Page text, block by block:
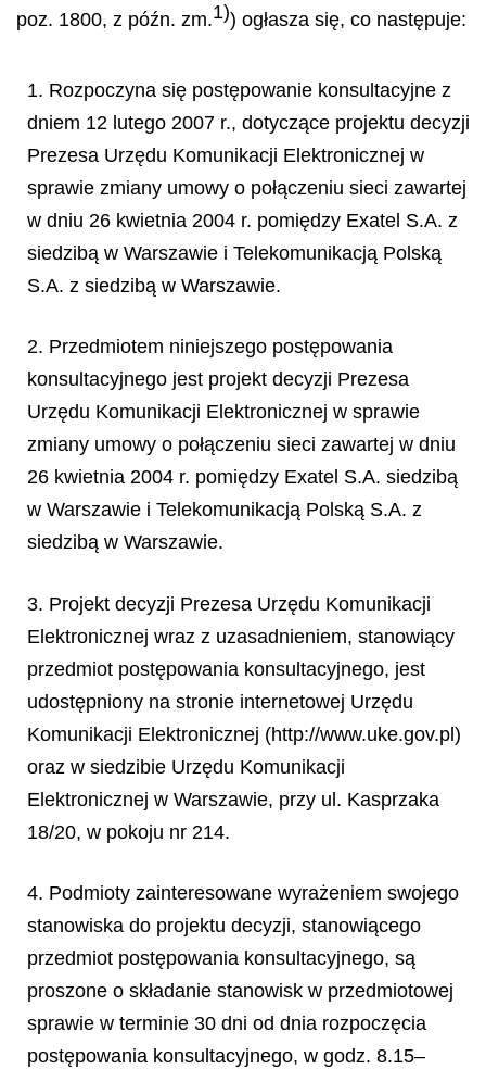
poz. 1800, z późn. zm.1)) ogłasza się, co następuje:
1. Rozpoczyna się postępowanie konsultacyjne z
dniem 12 lutego 2007 r., dotyczące projektu decyzji
Prezesa Urzędu Komunikacji Elektronicznej w
sprawie zmiany umowy o połączeniu sieci zawartej
w dniu 26 kwietnia 2004 r. pomiędzy Exatel S.A. z
siedzibą w Warszawie i Telekomunikacją Polską
S.A. z siedzibą w Warszawie.
2. Przedmiotem niniejszego postępowania
konsultacyjnego jest projekt decyzji Prezesa
Urzędu Komunikacji Elektronicznej w sprawie
zmiany umowy o połączeniu sieci zawartej w dniu
26 kwietnia 2004 r. pomiędzy Exatel S.A. siedzibą
w Warszawie i Telekomunikacją Polską S.A. z
siedzibą w Warszawie.
3. Projekt decyzji Prezesa Urzędu Komunikacji
Elektronicznej wraz z uzasadnieniem, stanowiący
przedmiot postępowania konsultacyjnego, jest
udostępniony na stronie internetowej Urzędu
Komunikacji Elektronicznej (http://www.uke.gov.pl)
oraz w siedzibie Urzędu Komunikacji
Elektronicznej w Warszawie, przy ul. Kasprzaka
18/20, w pokoju nr 214.
4. Podmioty zainteresowane wyrażeniem swojego
stanowiska do projektu decyzji, stanowiącego
przedmiot postępowania konsultacyjnego, są
proszone o składanie stanowisk w przedmiotowej
sprawie w terminie 30 dni od dnia rozpoczęcia
postępowania konsultacyjnego, w godz. 8.15–